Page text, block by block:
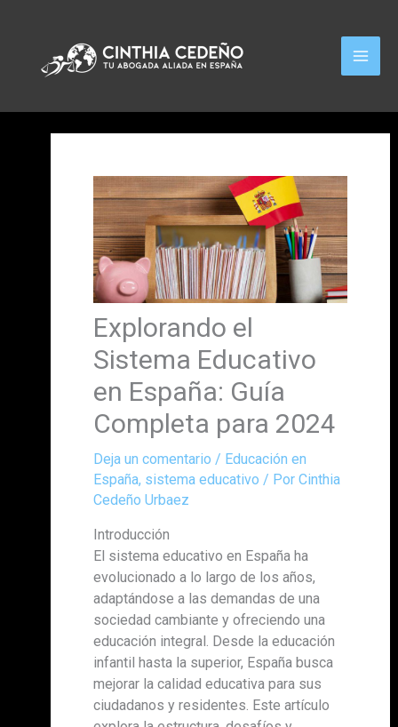
contenido
Explorando el
Sistema Educativo
en España: Guía
Completa para 2024
Deja un comentario / Educación en
España, sistema educativo / Por Cinthia
Cedeño Urbaez
Introducción
El sistema educativo en España ha
evolucionado a lo largo de los años,
adaptándose a las demandas de una
sociedad cambiante y ofreciendo una
educación integral. Desde la educación
infantil hasta la superior, España busca
mejorar la calidad educativa para sus
ciudadanos y residentes. Este artículo